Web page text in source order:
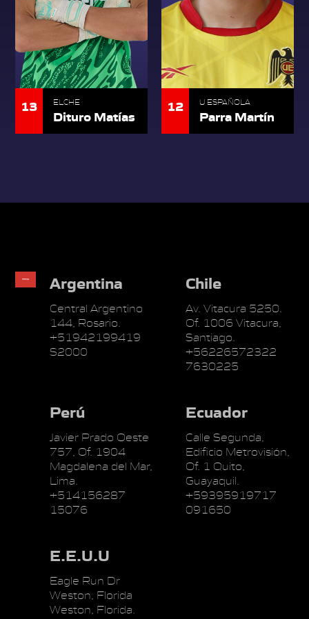
13 ELCHE
Dituro Matías
12 U ESPAÑOLA
Parra Martín
Argentina
Central Argentino
144, Rosario.
+51942199419
S2000
Chile
Av. Vitacura 5250.
Of. 1006 Vitacura,
Santiago.
+56226572322
7630225
Perú
Javier Prado Oeste
757, Of. 1904
Magdalena del Mar,
Lima.
+514156287
15076
Ecuador
Calle Segunda,
Edificio Metrovisión,
Of. 1 Quito,
Guayaquil.
+59395919717
091650
E.E.U.U
Eagle Run Dr
Weston, Florida
Weston, Florida.